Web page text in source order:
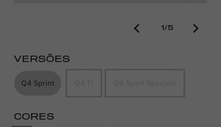
1/5
VERSÕES
Q4 Sprint
CORES